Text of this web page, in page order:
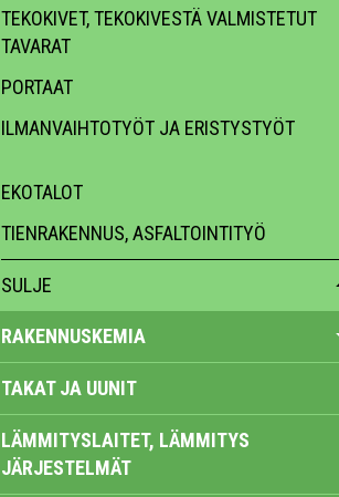
TEKOKIVET, TEKOKIVESTÄ VALMISTETUT
TAVARAT
PORTAAT
ILMANVAIHTOTYÖT JA ERISTYSTYÖT
EKOTALOT
TIENRAKENNUS, ASFALTOINTITYÖ
SULJE
RAKENNUSKEMIA
TAKAT JA UUNIT
LÄMMITYSLAITET, LÄMMITYS
JÄRJESTELMÄT